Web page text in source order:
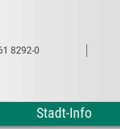
8292-0
Stadt-Info